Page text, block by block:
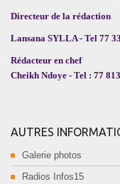
Directeur de la rédaction
Lansana SYLLA - Tel 77
Rédacteur en chef
Cheikh Ndoye - Tel : 77
AUTRES
Galerie photos
Radios Infos15